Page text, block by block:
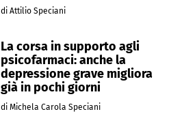
di Attilio Speciani
La corsa in supporto agli
psicofarmaci: anche la
depressione grave migliora
già in pochi giorni
di Michela Carola Speciani